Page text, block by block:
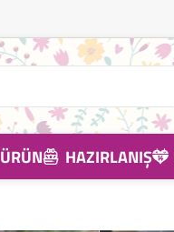
ÜRÜN HAZIRLANIŞ